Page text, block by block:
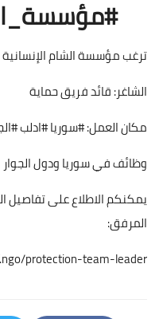
ترغب مؤسسة الشام
الشاغر: قائد فريق حماية
مكان العمل: #سوريا #ادلب
وظائف في سوريا ودول الجوار
يمكنكم الاطلاع على تفاصيل
المرفق:
protection-team-leader/